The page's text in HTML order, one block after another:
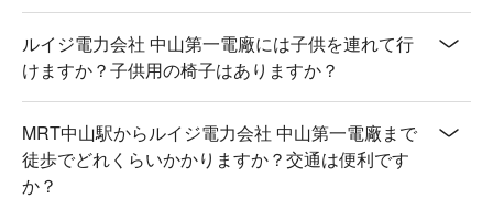
ルイジ電力会社 中山第一電廠には子供を連れて行
けますか？子供用の椅子はありますか？
MRT中山駅からルイジ電力会社 中山第一電廠まで
徒歩でどれくらいかかりますか？交通は便利です
か？